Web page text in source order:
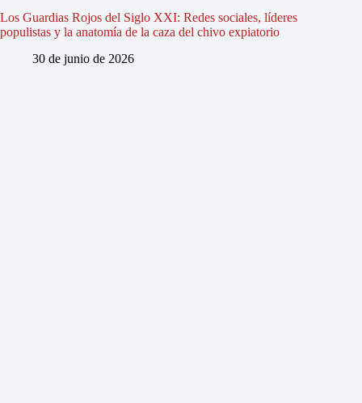
Los Guardias Rojos del Siglo XXI: Redes sociales, líderes
populistas y la anatomía de la caza del chivo expiatorio
30 de junio de 2026